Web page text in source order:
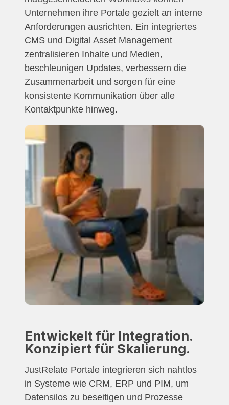
Unternehmen ihre Portale gezielt an interne
Anforderungen ausrichten. Ein integriertes
CMS und Digital Asset Management
zentralisieren Inhalte und Medien,
beschleunigen Updates, verbessern die
Zusammenarbeit und sorgen für eine
konsistente Kommunikation über alle
Kontaktpunkte hinweg.
Entwickelt für Integration.
Konzipiert für Skalierung.
JustRelate Portale integrieren sich nahtlos
in Systeme wie CRM, ERP und PIM, um
Datensilos zu beseitigen und Prozesse